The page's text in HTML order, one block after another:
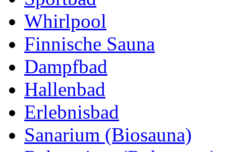
Whirlpool
Finnische Sauna
Dampfbad
Hallenbad
Erlebnisbad
Sanarium (Biosauna)